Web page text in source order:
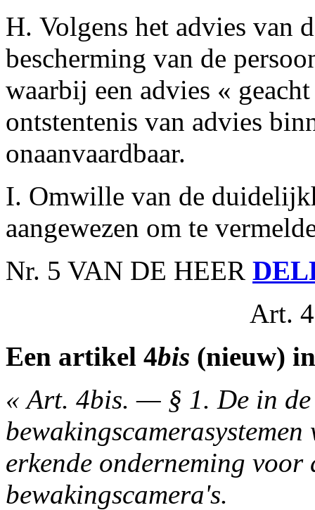
H. Volgens het advies van
bescherming van de
waarbij een advies «
ontstentenis van advies
onaanvaardbaar.
I. Omwille van de
aangewezen om te
Nr. 5 VAN DE HEER
Art. 4
Een artikel 4bis (nieuw)
« Art. 4bis. — § 1. De in
erkende onderneming
bewakingscamera's.